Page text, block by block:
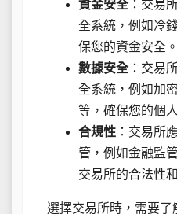
資金安全：交易
全系統，例如冷
保您的資金安全。
數據安全：交易
全系統，例如加
等，確保您的個
合規性 ：交易所
管，例如金融監
交易所的合法性
選擇交易所時，需要